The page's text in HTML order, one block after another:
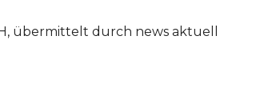
übermittelt durch news aktuell